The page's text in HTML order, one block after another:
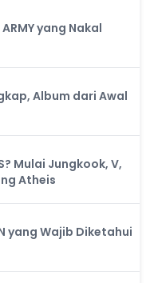
yang Nakal
Album dari Awal
Mulai Jungkook, V,
Atheis
yang Wajib Diketahui